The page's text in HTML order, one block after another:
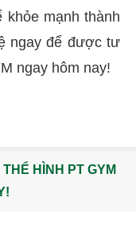
mạnh thành
ngay để được tư
ngay hôm nay!
HÌNH PT GYM